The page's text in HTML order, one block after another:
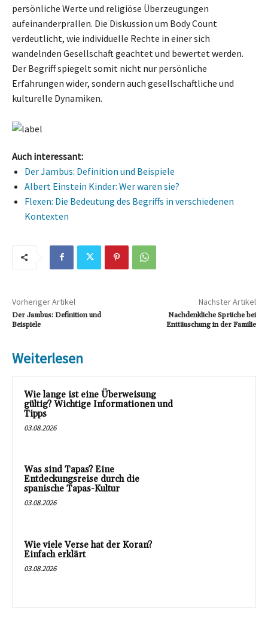
persönliche Werte und religiöse Überzeugungen
aufeinanderprallen. Die Diskussion um Body Count
verdeutlicht, wie individuelle Rechte in einer sich
wandelnden Gesellschaft geachtet und bewertet werden.
Der Begriff spiegelt somit nicht nur persönliche
Erfahrungen wider, sondern auch gesellschaftliche und
kulturelle Dynamiken.
Auch interessant:
Der Jambus: Definition und Beispiele
Albert Einstein Kinder: Wer waren sie?
Flexen: Die Bedeutung des Begriffs in verschiedenen
Kontexten
Vorheriger Artikel
Der Jambus: Definition und
Beispiele
Nächster Artikel
Nachdenkliche Sprüche bei
Enttäuschung in der Familie
Weiterlesen
Wie lange ist eine Überweisung
gültig? Wichtige Informationen und
Tipps
03.08.2026
Was sind Tapas? Eine
Entdeckungsreise durch die
spanische Tapas-Kultur
03.08.2026
Wie viele Verse hat der Koran?
Einfach erklärt
03.08.2026